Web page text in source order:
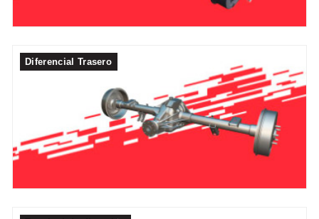
Diferencial Trasero